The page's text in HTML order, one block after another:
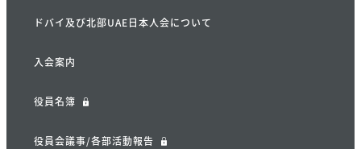
ドバイ及び北部UAE日本人会について
入会案内
役員名簿
役員会議事/各部活動報告